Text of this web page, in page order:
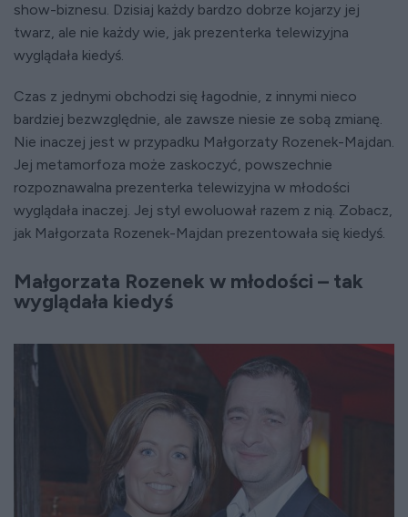
show-biznesu. Dzisiaj każdy bardzo dobrze kojarzy jej
twarz, ale nie każdy wie, jak prezenterka telewizyjna
wyglądała kiedyś.
Czas z jednymi obchodzi się łagodnie, z innymi nieco
bardziej bezwzględnie, ale zawsze niesie ze sobą zmianę.
Nie inaczej jest w przypadku Małgorzaty Rozenek-Majdan.
Jej metamorfoza może zaskoczyć, powszechnie
rozpoznawalna prezenterka telewizyjna w młodości
wyglądała inaczej. Jej styl ewoluował razem z nią. Zobacz,
jak Małgorzata Rozenek-Majdan prezentowała się kiedyś.
Małgorzata Rozenek w młodości – tak
wyglądała kiedyś